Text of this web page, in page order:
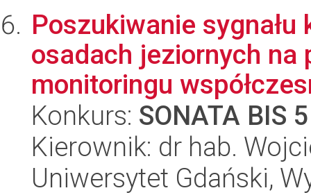
Poszukiwanie
osadach jeziornych
monitoringu
Konkurs: SONATA BIS 5
Kierownik: dr hab.
Uniwersytet Gdański,